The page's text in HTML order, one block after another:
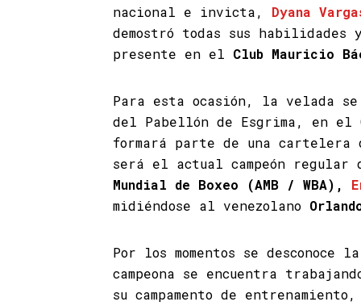
nacional e invicta, Dyana
demostró todas sus habilidades
presente en el Club Mauricio
Para esta ocasión, la velada
del Pabellón de Esgrima, en el
formará parte de una cartelera
será el actual campeón regular
Mundial de Boxeo (AMB / WBA),
midiéndose al venezolano
Por los momentos se
campeona se encuentra
su campamento de